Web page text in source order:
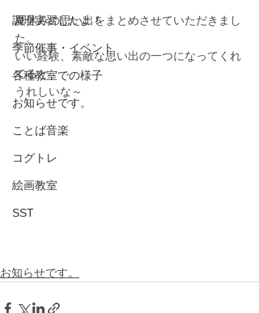
調理実習したよ！
季節催事・イベント
各種教室での様子
お知らせです。
ことば音楽
コグトレ
絵画教室
SST
夏休みの思い出をまとめさせていただきまし
た。
いい経験、素敵な思い出の一つになってくれ
てると
うれしいな～
お知らせです。